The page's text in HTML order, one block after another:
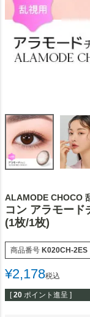
ALAMODE CHOCO
コン アラモード
(1枚/1枚)
商品番号 K020CH-2ES
¥2,178税込
[ 20 ポイント進呈 ]